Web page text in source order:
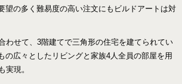
望の多く難易度の高い注文にもビルドアートは対
わせて、3階建てで三角形の住宅を建てられてい
の広々としたリビングと家族4人全員の部屋を用
実現。